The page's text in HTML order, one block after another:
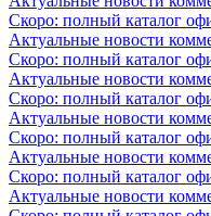
Скоро: полный каталог
Актуальные новости
Скоро: полный каталог
Актуальные новости
Скоро: полный каталог
Актуальные новости
Скоро: полный каталог
Актуальные новости
Скоро: полный каталог
Актуальные новости